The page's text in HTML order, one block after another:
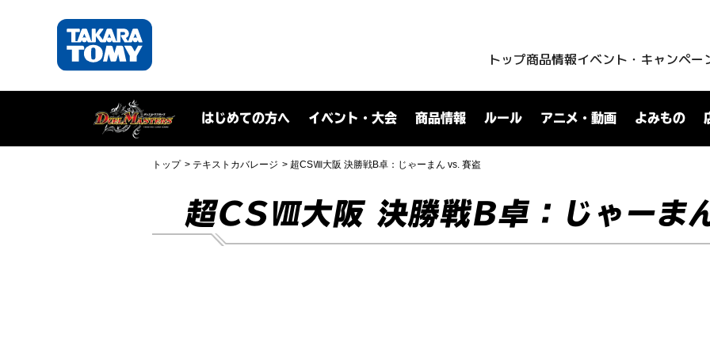
トップ商品情報イベント・キャンペー
はじめての方へ イベント・大会 商品情報 ルール アニメ・動画 よみもの
トップ テキストカバレージ 超CSⅧ大阪 決勝戦B卓：じゃーまん vs. 賽盗
超CSⅧ大阪 決勝戦B卓：じゃーま